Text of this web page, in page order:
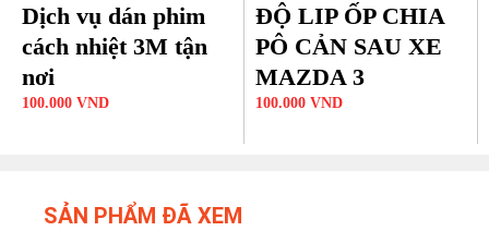
Dịch vụ dán phim
cách nhiệt 3M tận
nơi
100.000 VND
ĐỘ LIP ỐP CHIA
PÔ CẢN SAU XE
MAZDA 3
100.000 VND
SẢN PHẨM ĐÃ XEM